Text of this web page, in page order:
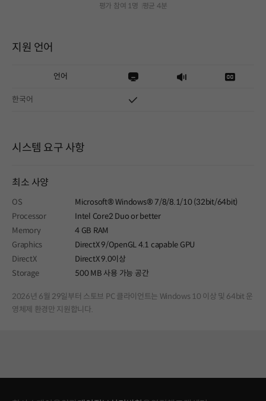
평가 참여 1명 평균 4분
지원 언어
언어
한국어
시스템 요구 사항
최소 사양
OS
Microsoft® Windows® 7/8/8.1/10 (32bit/64bit)
Processor
Intel Core2 Duo or better
Memory
4 GB RAM
Graphics
DirectX 9/OpenGL 4.1 capable GPU
DirectX
DirectX 9.0이상
Storage
500 MB 사용 가능 공간
2026년 6월 29일부터 스토브 PC 클라이언트는 Windows 10 이상 및 64bit 운
영체제 환경만 지원합니다.